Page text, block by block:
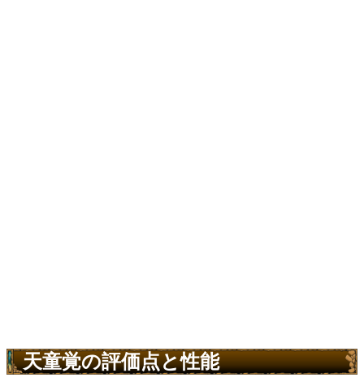
天童覚の評価点と性能